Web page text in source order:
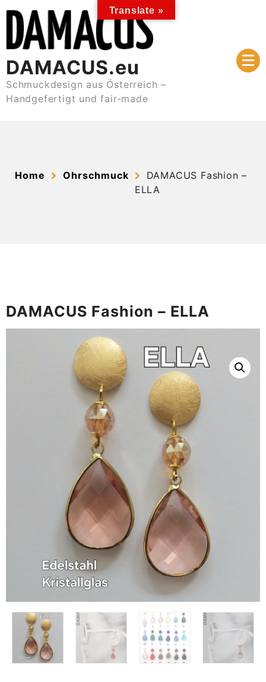
content
DAMACUS.eu
Schmuckdesign aus Österreich –
Handgefertigt und fair-made
Home Ohrschmuck
DAMACUS Fashion –
ELLA
DAMACUS Fashion – ELLA
Translate »